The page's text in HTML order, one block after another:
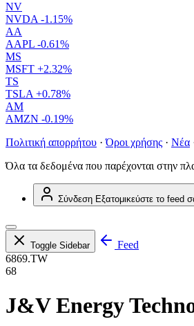
NV
NVDA -1.15%
AA
AAPL -0.61%
MS
MSFT +2.32%
TS
TSLA +0.78%
AM
AMZN -0.19%
Πολιτική απορρήτου · Όροι χρήσης · Νέα
Όλα τα δεδομένα που παρέχονται στην
Σύνδεση Εξατομικεύστε το feed
Toggle Sidebar
Feed
6869.TW
68
J&V Energy